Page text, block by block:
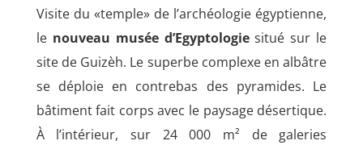
Visite du «temple» de l’archéologie égyptienne,
le nouveau musée d’Egyptologiesitué sur le
site de Guizèh. Le superbe complexe en albâtre
se déploie en contrebas des pyramides. Le
bâtiment fait corps avec le paysage désertique.
À l’intérieur, sur 24 000 m² de galeries